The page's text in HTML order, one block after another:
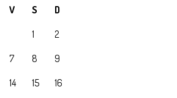
V S
D
1
2
7 8
9
14 15
16